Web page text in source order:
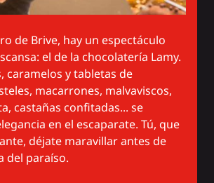
de Brive, hay un espectáculo
el de la chocolatería Lamy.
caramelos y tabletas de
macarrones, malvaviscos,
castañas confitadas... se
en el escaparate. Tú, que
déjate maravillar antes de
del paraíso.